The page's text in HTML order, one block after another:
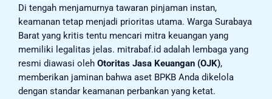
Di tengah menjamurnya tawaran pinjaman instan,
keamanan tetap menjadi prioritas utama. Warga Surabaya
Barat yang kritis tentu mencari mitra keuangan yang
memiliki legalitas jelas. mitrabaf.id adalah lembaga yang
resmi diawasi oleh Otoritas Jasa Keuangan (OJK),
memberikan jaminan bahwa aset BPKB Anda dikelola
dengan standar keamanan perbankan yang ketat.